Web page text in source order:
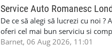
Telefon/WhatsApp: 0792 831
#declaratiidecalatorie
competențele 👷 Indiferent dacă
oficială, noi te ajutăm să alegi
complicații. 💥 Suport real de la
noi oportunități de muncă și de
Service Auto Romanesc
De ce să alegi să lucrezi cu noi
oferi cel mai bun serviciu si
alegerea ideală: Personal
Barnet, 06 Aug 2026, 11:01